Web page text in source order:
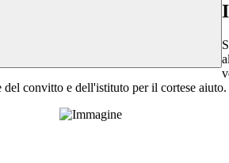
convitto e dell'istituto per il cortese